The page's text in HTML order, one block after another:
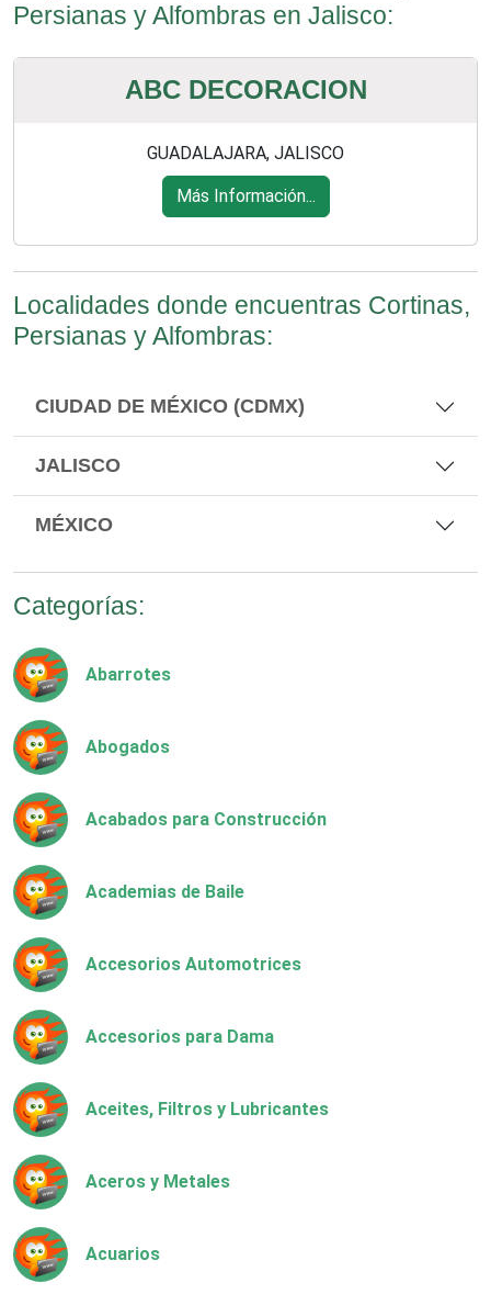
Persianas y Alfombras en Jalisco:
ABC DECORACION
GUADALAJARA, JALISCO
Más Información...
Localidades donde encuentras Cortinas,
Persianas y Alfombras:
CIUDAD DE MÉXICO (CDMX)
JALISCO
MÉXICO
Categorías:
Abarrotes
Abogados
Acabados para Construcción
Academias de Baile
Accesorios Automotrices
Accesorios para Dama
Aceites, Filtros y Lubricantes
Aceros y Metales
Acuarios